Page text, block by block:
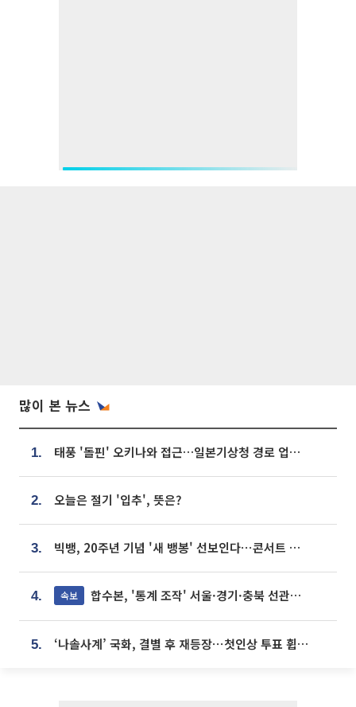
많이 본 뉴스
1. 태풍 '돌핀' 오키나와 접근…일본기상청 경로 업데이트
2. 오늘은 절기 '입추', 뜻은?
3. 빅뱅, 20주년 기념 '새 뱅봉' 선보인다⋯콘서트 앞두고 팝업 개최
4. 속보 합수본, '통계 조작' 서울·경기·충북 선관위 등 추가 압수수색
5. ‘나솔사계’ 국화, 결별 후 재등장⋯첫인상 투표 휩쓸고 ‘인기녀’ 등극